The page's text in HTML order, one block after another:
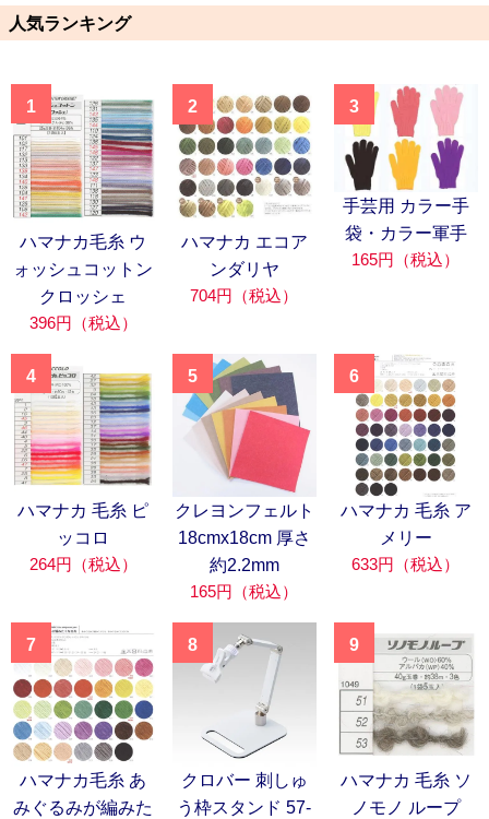
人気ランキング
1
ハマナカ毛糸 ウ
ォッシュコットン
クロッシェ
396円（税込）
2
ハマナカ エコア
ンダリヤ
704円（税込）
3
手芸用 カラー手
袋・カラー軍手
165円（税込）
4
ハマナカ 毛糸 ピ
ッコロ
264円（税込）
5
クレヨンフェルト
18cmx18cm 厚さ
約2.2mm
165円（税込）
6
ハマナカ 毛糸 ア
メリー
633円（税込）
7
ハマナカ毛糸 あ
みぐるみが編みた
8
クロバー 刺しゅ
う枠スタンド 57-
9
ハマナカ 毛糸 ソ
ノモノ ループ